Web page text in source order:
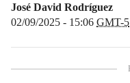
José David Rodríguez
02/09/2025 - 15:06 GMT-5